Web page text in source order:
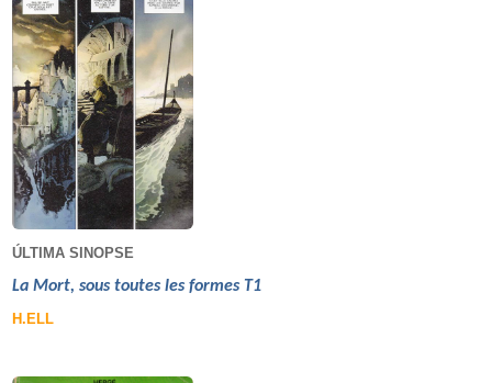
ÚLTIMA SINOPSE
La Mort, sous toutes les formes T1
H.ELL